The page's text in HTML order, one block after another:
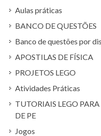
Aulas práticas
BANCO DE QUESTÕES
Banco de questões por
APOSTILAS DE FÍSICA
PROJETOS LEGO
Atividades Práticas
TUTORIAIS LEGO PARA
DE PE
Jogos